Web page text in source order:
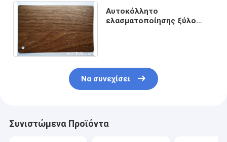
Αυτοκόλλητο
ελασματοποίησης ξύλο
Να συνεχίσει
Συνιστώμενα Προϊόντα